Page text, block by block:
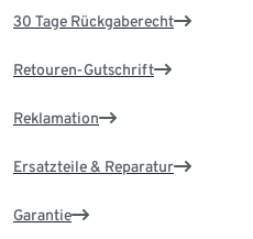
30 Tage Rückgaberecht
Retouren-Gutschrift
Reklamation
Ersatzteile & Reparatur
Garantie